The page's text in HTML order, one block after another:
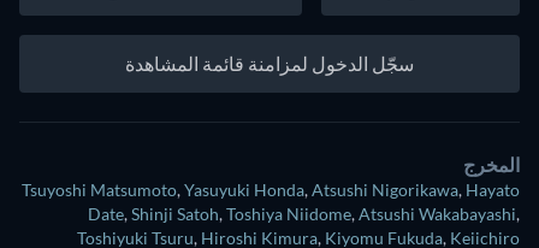
سجّل الدخول لمزامنة قائمة المشاهدة
المخرج
Tsuyoshi Matsumoto,Yasuyuki Honda,Atsushi Nigorikawa, Hayato
Date,Shinji Satoh,Toshiya Niidome,Atsushi Wakabayashi,
Toshiyuki Tsuru, Hiroshi Kimura, Kiyomu Fukuda, Keiichiro